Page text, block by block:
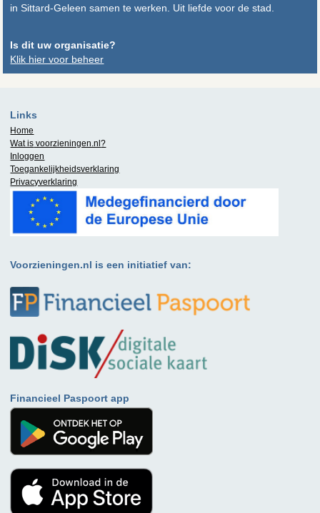
in Sittard-Geleen samen te werken. Uit liefde voor de stad.
Is dit uw organisatie?
Klik hier voor beheer
Links
Home
Wat is voorzieningen.nl?
Inloggen
Toegankelijkheidsverklaring
Privacyverklaring
Voorzieningen.nl is een initiatief van:
Financieel Paspoort app